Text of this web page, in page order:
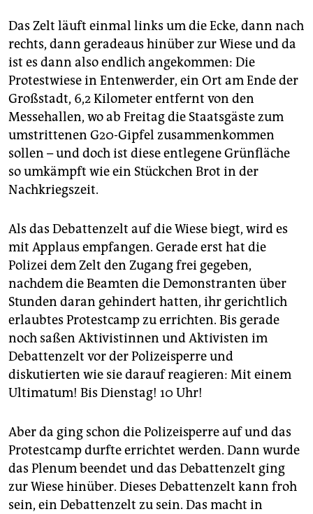
Das Zelt läuft einmal links um die Ecke, dann nach
rechts, dann geradeaus hinüber zur Wiese und da
ist es dann also endlich angekommen: Die
Protestwiese in Entenwerder, ein Ort am Ende der
Großstadt, 6,2 Kilometer entfernt von den
Messehallen, wo ab Freitag die Staatsgäste zum
umstrittenen G20-Gipfel zusammenkommen
sollen – und doch ist diese entlegene Grünfläche
so umkämpft wie ein Stückchen Brot in der
Nachkriegszeit.
Als das Debattenzelt auf die Wiese biegt, wird es
mit Applaus empfangen. Gerade erst hat die
Polizei dem Zelt den Zugang frei gegeben,
nachdem die Beamten die Demonstranten über
Stunden daran gehindert hatten, ihr gerichtlich
erlaubtes Protestcamp zu errichten. Bis gerade
noch saßen Aktivistinnen und Aktivisten im
Debattenzelt vor der Polizeisperre und
diskutierten wie sie darauf reagieren: Mit einem
Ultimatum! Bis Dienstag! 10 Uhr!
Aber da ging schon die Polizeisperre auf und das
Protestcamp durfte errichtet werden. Dann wurde
das Plenum beendet und das Debattenzelt ging
zur Wiese hinüber. Dieses Debattenzelt kann froh
sein, ein Debattenzelt zu sein. Das macht in